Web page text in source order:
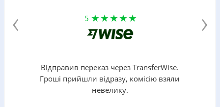
5
Відправив переказ через TransferWise.
Гроші прийшли відразу, комісію взяли
невелику.
‹ ›